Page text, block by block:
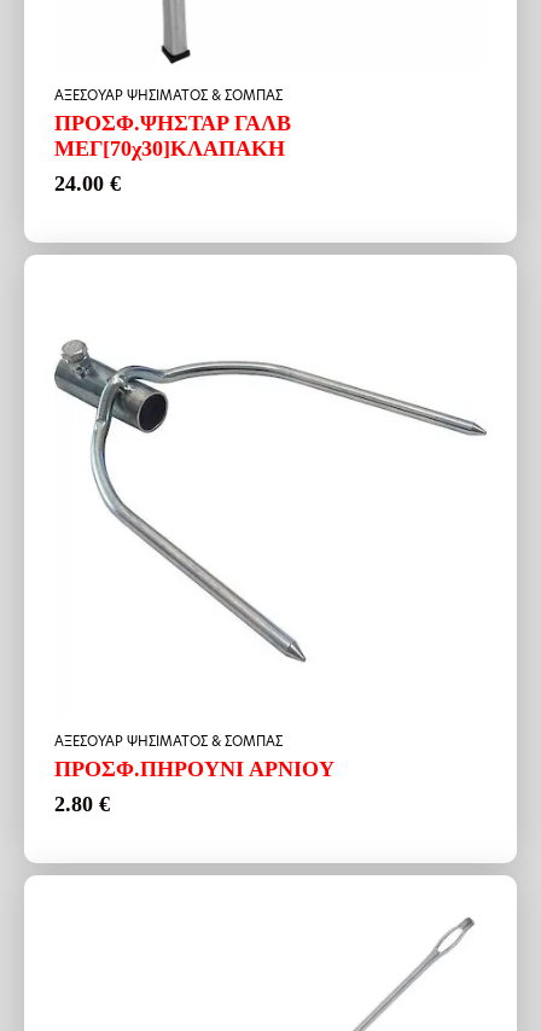
ΑΞΕΣΟΥΑΡ ΨΗΣΙΜΑΤΟΣ & ΣΟΜΠΑΣ
ΠΡΟΣΦ.ΨΗΣΤΑΡ ΓΑΛΒ
ΜΕΓ[70χ30]ΚΛΑΠΑΚΗ
24.00 €
ΑΞΕΣΟΥΑΡ ΨΗΣΙΜΑΤΟΣ & ΣΟΜΠΑΣ
ΠΡΟΣΦ.ΠΗΡΟΥΝΙ ΑΡΝΙΟΥ
2.80 €